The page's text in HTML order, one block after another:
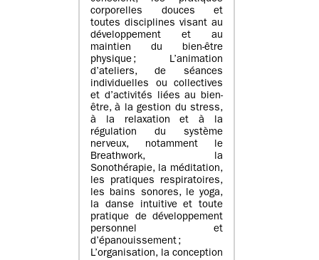
corporelles douces et
toutes disciplines visant au
développement et au
maintien du bien-être
physique ; L’animation
d’ateliers, de séances
individuelles ou collectives
et d’activités liées au bien-
être, à la gestion du stress,
à la relaxation et à la
régulation du système
nerveux, notamment le
Breathwork, la
Sonothérapie, la méditation,
les pratiques respiratoires,
les bains sonores, le yoga,
la danse intuitive et toute
pratique de développement
personnel et
d’épanouissement ;
L’organisation, la conception